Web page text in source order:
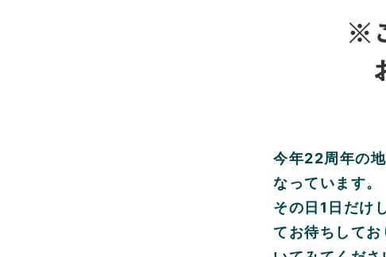
今年22周年の
なっています。
その日1日だけ
てお待ちして